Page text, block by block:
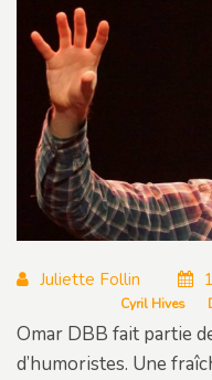
Juliette Follin
Cyril Hives
Omar DBB fait partie
d’humoristes. Une